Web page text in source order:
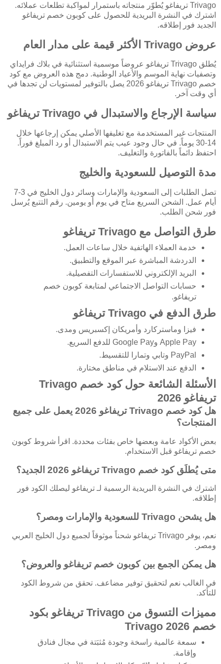
Trivago تريفاغو يُطوّر منتجاته باستمرار لمواكبة تطلعات عملائه.
اشترك في النشرة البريدية للحصول على كوبون خصم تريفاغو
الجديد فور إطلاقه.
عروض Trivago الأكثر قيمة على مدار العام
يُطلق Trivago تريفاغو عروضاً موسمية استثنائية في بلاك فرايداي
وتصفيات نهاية الموسم والأعياد الوطنية. دمج هذه العروض مع كود
خصم Trivago تريفاغو 2026 يصل بالتوفير لمستويات لن تجدها في
أي وقت آخر.
سياسة الإرجاع والاستبدال في Trivago تريفاغو
المنتجات غير المستخدمة مع تغليفها الأصلي يمكن إرجاعها خلال
14-30 يوماً. في حال وجود عيب يتم الاستبدال أو رد المبلغ فوراً.
احتفظ دائماً بالفاتورة والتغليف.
مدة التوصيل للسعودية والخليج
تصل الطلبات إلى السعودية والإمارات وسائر دول الخليج في 3-7
أيام عمل. الشحن السريع متاح في يوم أو يومين. رقم التتبع يُرسل
فور شحن الطلب.
طرق التواصل مع Trivago تريفاغو
خدمة العملاء الهاتفية خلال ساعات العمل.
الدردشة المباشرة عبر الموقع والتطبيق.
البريد الإلكتروني للاستفسارات التفصيلية.
حسابات التواصل الاجتماعي لمتابعة كوبون خصم
تريفاغو.
طرق الدفع في Trivago تريفاغو
فيزا وماستركارد وأمريكان إكسبريس ومدى.
Apple Pay وGoogle Pay للدفع السريع.
PayPal وتابي وتمارا للتقسيط.
الدفع عند الاستلام في مناطق مختارة.
الأسئلة الشائعة حول كود خصم Trivago
تريفاغو 2026
هل كود خصم Trivago تريفاغو 2026 يعمل على جميع
المنتجات؟
بعض الأكواد عامة وبعضها خاص بفئات محددة. اقرأ شروط كوبون
خصم تريفاغو قبل الاستخدام.
متى يُطلَق كود خصم Trivago تريفاغو 2026 الجديد؟
اشترك في النشرة البريدية الرسمية لـ تريفاغو ليصلك الكود فور
إطلاقه.
هل يشحن Trivago للسعودية والإمارات ومصر؟
نعم، يوفر Trivago تريفاغو شحناً موثوقاً لجميع دول الخليج العربي
ومصر.
هل يمكن الجمع بين كوبون خصم تريفاغو والعروض؟
في الغالب نعم لتحقيق توفير مضاعف. تحقق من شروط الكود
للتأكد.
مميزات التسوق من Trivago تريفاغو بكود
خصم Trivago 2026
سمعة عالمية راسخة وجودة مُثبَتة في مجال فنادق
وإقامة.